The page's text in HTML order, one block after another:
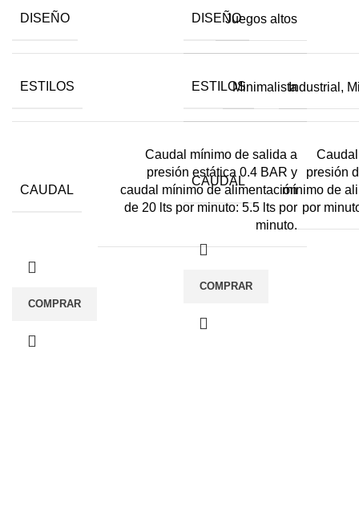
DISEÑO Juegos altos
ESTILOS Minimalista
CAUDAL
Caudal mínimo de salida a
presión estática 0.4 BAR y
caudal mínimo de alimentación
de 20 lts por minuto: 5.5 lts por
minuto.
COMPRAR
DISEÑO
ESTILOS Industrial,
CAUDAL
presión
mínimo de
por
COMPRAR